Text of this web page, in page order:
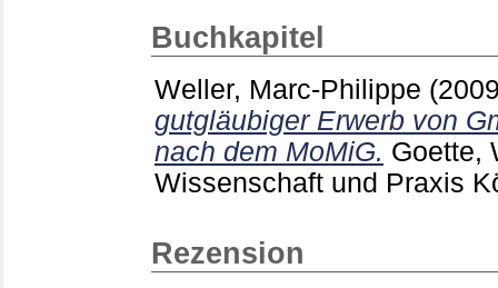
Buchkapitel
Weller, Marc-Philippe
gutgläubiger Erwerb von
nach dem MoMiG. Goette,
Wissenschaft und Praxis
Rezension